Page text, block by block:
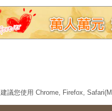
建議您使用 Chrome, Firefox,